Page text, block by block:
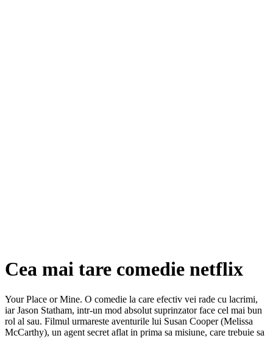
Cea mai tare comedie netflix
Your Place or Mine. O comedie la care efectiv vei rade cu lacrimi,
iar Jason Statham, intr-un mod absolut suprinzator face cel mai bun
rol al sau. Filmul urmareste aventurile lui Susan Cooper (Melissa
McCarthy), un agent secret aflat in prima sa misiune, care trebuie sa